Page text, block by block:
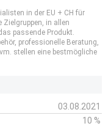
in der EU + CH für
Zielgruppen, in allen
passende Produkt.
professionelle Beratung,
stellen eine bestmögliche
03.08.2021
10 %